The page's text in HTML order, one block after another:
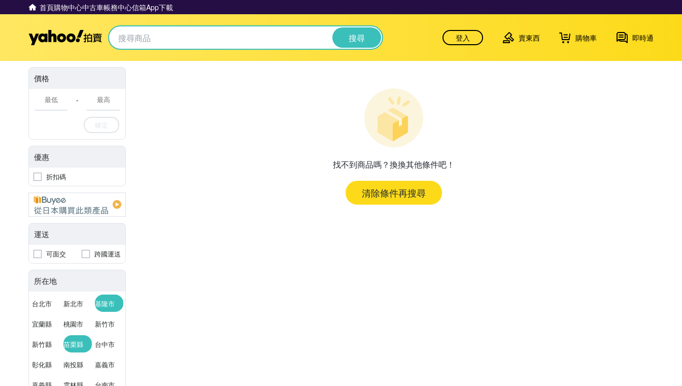
首頁購物中心中古車帳務中心信箱App下載
Yahoo拍賣 搜尋 登入 賣東西 購物車 即時通
價格
-
確定
優惠
折扣碼
運送
可面交 跨國運送
所在地
台北市 新北市 基隆市
宜蘭縣 桃園市 新竹市
新竹縣 苗栗縣 台中市
彰化縣 南投縣 嘉義市
找不到商品嗎？換換其他條件吧！
清除條件再搜尋